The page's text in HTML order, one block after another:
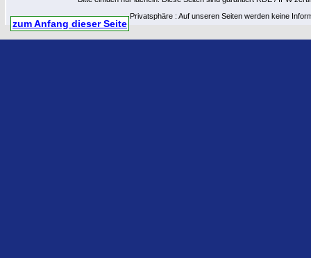
Privatsphäre : Auf unseren Seiten werden keine
zum Anfang dieser Seite